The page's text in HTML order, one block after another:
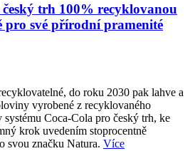
trh 100% recyklovanou
pro své přírodní pramenité
do roku 2030 pak lahve a
vyrobené z recyklovaného
Coca-Cola pro český trh, ke
krok uvedením stoprocentně
svou značku Natura. Více